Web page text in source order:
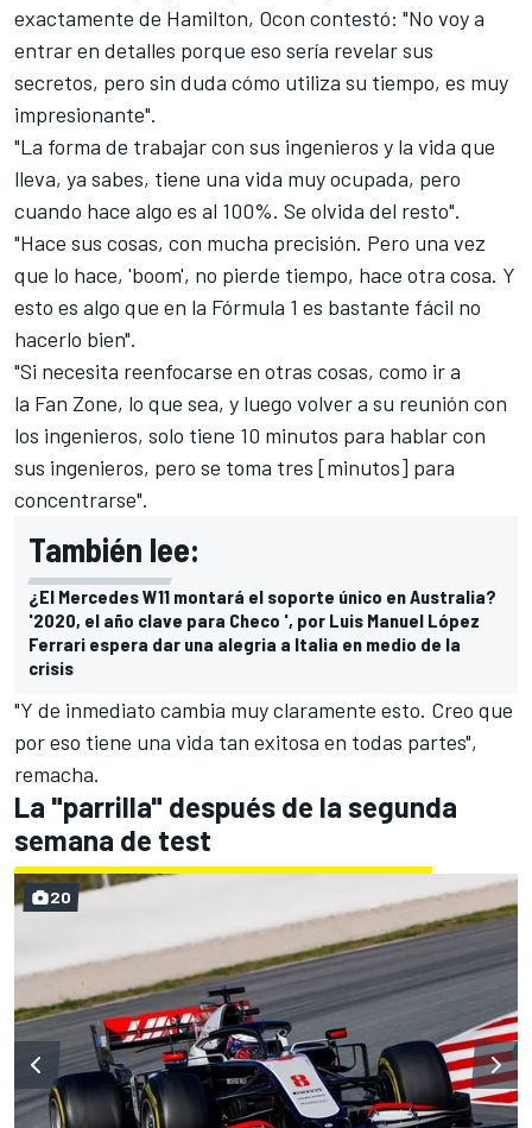
exactamente de Hamilton, Ocon contestó: "No voy a
entrar en detalles porque eso sería revelar sus
secretos, pero sin duda cómo utiliza su tiempo, es muy
impresionante".
"La forma de trabajar con sus ingenieros y la vida que
lleva, ya sabes, tiene una vida muy ocupada, pero
cuando hace algo es al 100%. Se olvida del resto".
"Hace sus cosas, con mucha precisión. Pero una vez
que lo hace, 'boom', no pierde tiempo, hace otra cosa. Y
esto es algo que en la Fórmula 1 es bastante fácil no
hacerlo bien".
"Si necesita reenfocarse en otras cosas, como ir a
la Fan Zone, lo que sea, y luego volver a su reunión con
los ingenieros, solo tiene 10 minutos para hablar con
sus ingenieros, pero se toma tres [minutos] para
concentrarse".
También lee:
¿El Mercedes W11 montará el soporte único en Australia?
'2020, el año clave para Checo ', por Luis Manuel López
Ferrari espera dar una alegria a Italia en medio de la
crisis
"Y de inmediato cambia muy claramente esto. Creo que
por eso tiene una vida tan exitosa en todas partes",
remacha.
La "parrilla" después de la segunda
semana de test
20